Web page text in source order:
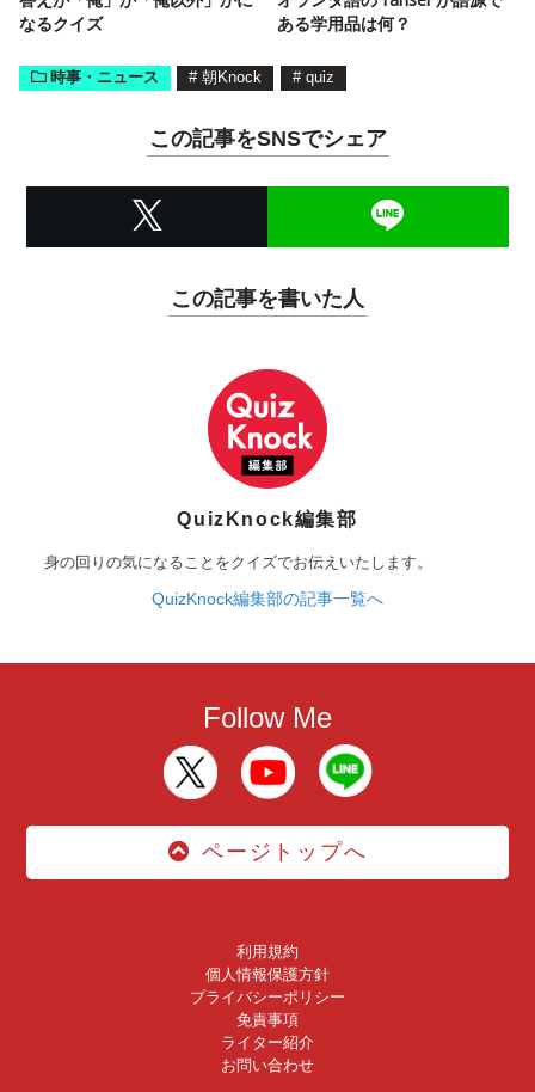
なるクイズ
ある学用品は何？
時事・ニュース # 朝Knock # quiz
この記事をSNSでシェア
この記事を書いた人
QuizKnock編集部
身の回りの気になることをクイズでお伝えいたします。
QuizKnock編集部の記事一覧へ
Follow Me
ページトップへ
利用規約
個人情報保護方針
プライバシーポリシー
免責事項
ライター紹介
お問い合わせ